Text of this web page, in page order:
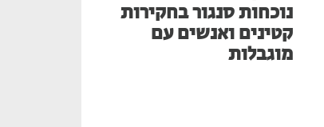
נוכחות סנגור בחקירות
קטינים ואנשים עם
מוגבלות